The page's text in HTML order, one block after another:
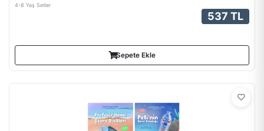
4-8 Yaş Setler
537 TL
Sepete Ekle